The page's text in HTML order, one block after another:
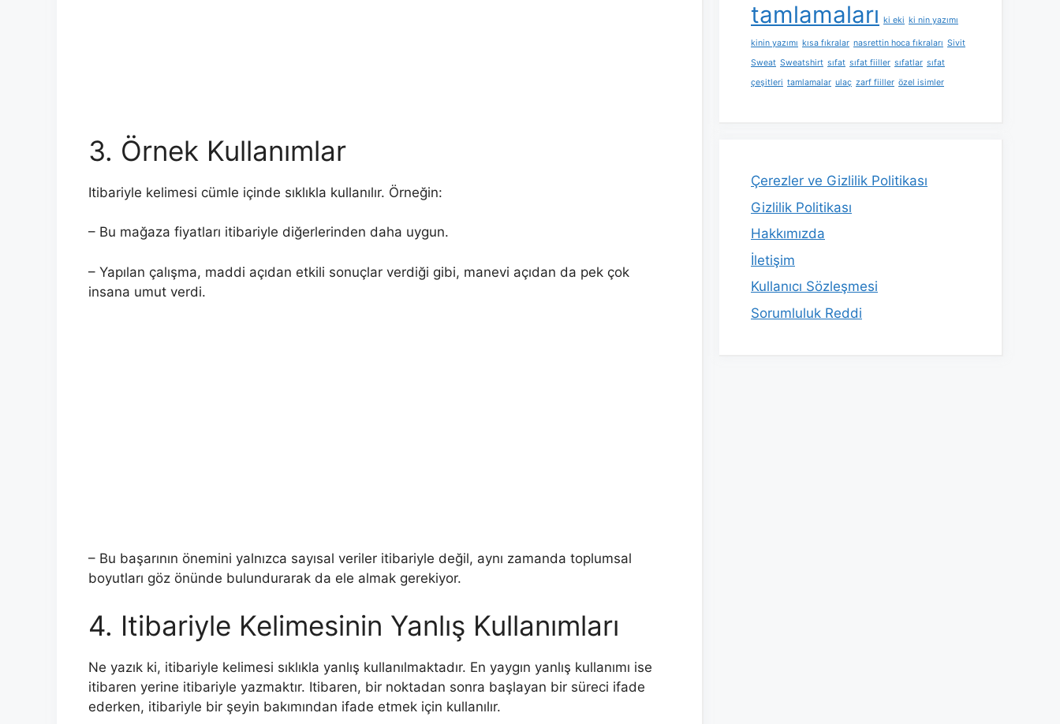
3. Örnek Kullanımlar
Itibariyle kelimesi cümle içinde sıklıkla kullanılır. Örneğin:
– Bu mağaza fiyatları itibariyle diğerlerinden daha uygun.
– Yapılan çalışma, maddi açıdan etkili sonuçlar verdiği gibi, manevi açıdan da pek çok
insana umut verdi.
– Bu başarının önemini yalnızca sayısal veriler itibariyle değil, aynı zamanda toplumsal
boyutları göz önünde bulundurarak da ele almak gerekiyor.
4. Itibariyle Kelimesinin Yanlış Kullanımları
Ne yazık ki, itibariyle kelimesi sıklıkla yanlış kullanılmaktadır. En yaygın yanlış kullanımı ise
itibaren yerine itibariyle yazmaktır. Itibaren, bir noktadan sonra başlayan bir süreci ifade
ederken, itibariyle bir şeyin bakımından ifade etmek için kullanılır.
tamlamaları ki eki ki nin yazımı
kinin yazımı kısa fıkralar nasrettin hoca fıkraları Sivit
Sweat Sweatshirt sıfat sıfat fiiller sıfatlar sıfat
çeşitleri tamlamalar ulaç zarf fiiller özel isimler
Çerezler ve Gizlilik Politikası
Gizlilik Politikası
Hakkımızda
İletişim
Kullanıcı Sözleşmesi
Sorumluluk Reddi